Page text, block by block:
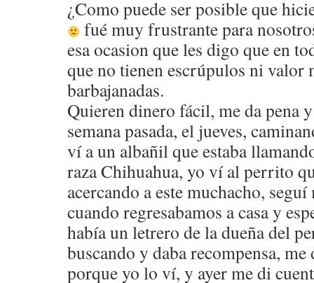
¿Como puede ser posible que
fué muy frustrante para
esa ocasion que les digo que en
que no tienen escrúpulos ni valor
barbajanadas.
Quieren dinero fácil, me da pena
semana pasada, el jueves,
ví a un albañil que estaba
raza Chihuahua, yo ví al perrito
acercando a este muchacho,
cuando regresabamos a casa y
había un letrero de la dueña del
buscando y daba recompensa,
porque yo lo ví, y ayer me di